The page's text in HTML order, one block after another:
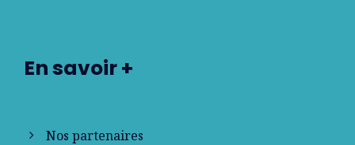
En savoir +
Nos partenaires